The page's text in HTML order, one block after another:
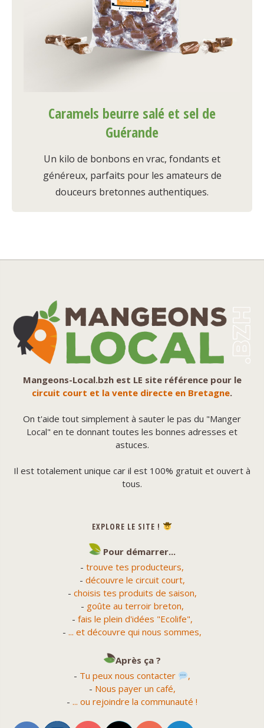
Caramels beurre salé et sel de
Guérande
Un kilo de bonbons en vrac, fondants et
généreux, parfaits pour les amateurs de
douceurs bretonnes authentiques.
Mangeons-Local.bzh est LE site référence pour le
circuit court et la vente directe en Bretagne.
On t'aide tout simplement à sauter le pas du "Manger
Local" en te donnant toutes les bonnes adresses et
astuces.
Il est totalement unique car il est 100% gratuit et ouvert à
tous.
EXPLORE LE SITE !
Pour démarrer...
- trouve tes producteurs,
- découvre le circuit court,
- choisis tes produits de saison,
- goûte au terroir breton,
- fais le plein d'idées "Ecolife",
- ... et découvre qui nous sommes,
Après ça ?
- Tu peux nous contacter
,
- Nous payer un café,
- ... ou rejoindre la communauté !